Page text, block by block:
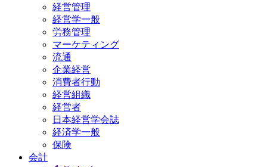
経営管理
経営学一般
労務管理
マーケティング
流通
企業経営
消費者行動
経営組織
経営者
日本経営学会誌
経済学一般
保険
会計